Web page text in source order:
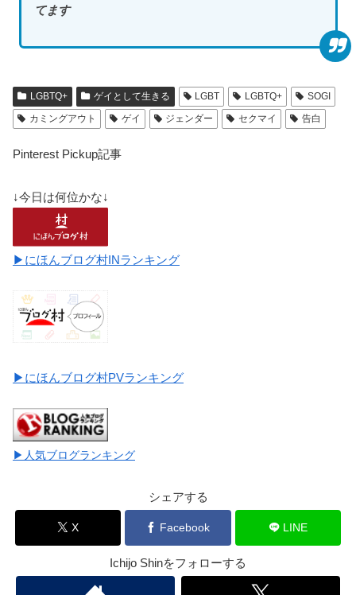
てます
LGBTQ+ ゲイとして生きる LGBT LGBTQ+
SOGI
カミングアウト
ゲイ ジェンダー セクマイ 告白
Pinterest Pickup記事
↓今日は何位かな↓
▶にほんブログ村INランキング
▶にほんブログ村PVランキング
▶人気ブログランキング
シェアする
X Facebook LINE
Ichijo Shinをフォローする